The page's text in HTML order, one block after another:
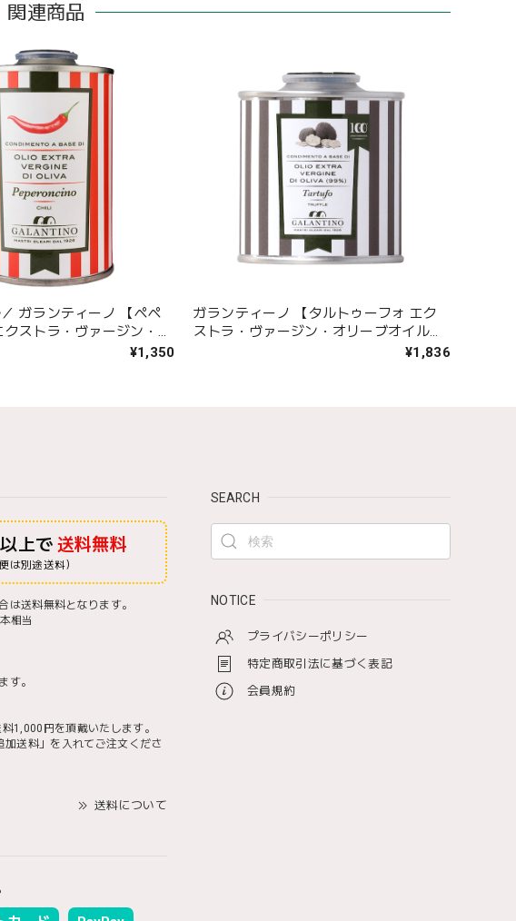
関連商品
ガランティーノ 【ペペ
ストラ・ヴァージン・オ
¥1,350
ガランティーノ 【タルトゥーフォ エク
ストラ・ヴァージン・オリーブオイル】
¥1,836
上で 送料無料
は別途送料）
は送料無料となります。
相当
す。
1,000円を頂戴いたします。
送料」を入れてご注文くださ
送料について
SEARCH
NOTICE
プライバシーポリシー
特定商取引法に基づく表記
会員規約